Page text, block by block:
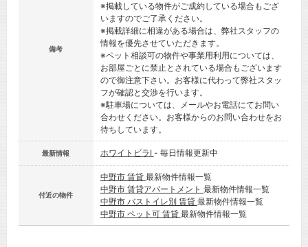
備考
※掲載している物件がご成約している場合もござ
いますのでご了承ください。
※掲載詳細に相違がある場合は、弊社スタッフの
情報を優先させていただきます。
※ペット相談可の物件や事業用利用については、
お部屋ごとに禁止とされている場合もございます
ので御注意下さい。お客様に代わって弊社スタッ
フが確認と交渉を行います。
※駐車場については、メールやお電話にてお問い
合わせください。お客様からのお問い合わせをお
待ちしています。
最新情報 ホワイトビラⅠ - 毎日情報更新中
付近の物件
中野市 賃貸 最新物件情報一覧
中野市 賃貸アパートメント 最新物件情報一覧
中野市 バストイレ別 賃貸 最新物件情報一覧
中野市 ペット可 賃貸 最新物件情報一覧